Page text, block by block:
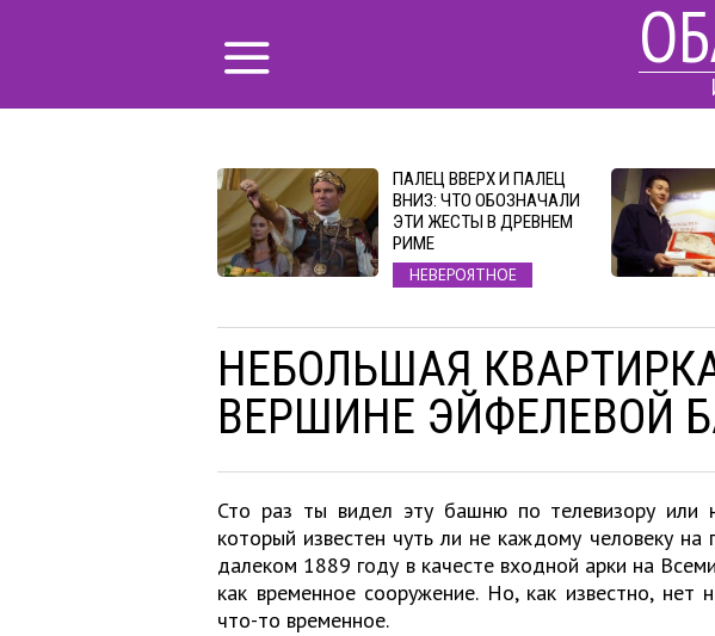
ПАЛЕЦ ВВЕРХ И ПАЛЕЦ
ВНИЗ: ЧТО ОБОЗНАЧАЛИ
ЭТИ ЖЕСТЫ В ДРЕВНЕМ
РИМЕ
НЕВЕРОЯТНОЕ
НЕБОЛЬШАЯ
ВЕРШИНЕ ЭЙФЕЛЕВОЙ
Сто раз ты видел эту башню по телевизору или
который известен чуть ли не каждому человеку
далеком 1889 году в качесте входной арки на
как временное сооружение. Но, как известно, нет
что-то временное.